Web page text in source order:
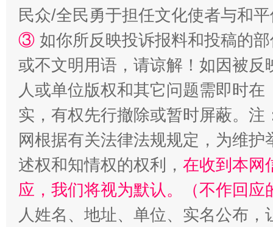
扯下公款旅游的“隐身衣” 如何以
民众/全民勇于担任文化使者与和
③ 如你所反映投诉报料和投稿的
或不文明用语，请谅解！如因被
人或单位版权和其它问题需即时在
实，有权先行撤除或暂时屏蔽。
网根据有关法律法规规定，为维
述权和知情权的权利， 在收到本网
应，我们将视为默认。（不作回应
人姓名、地址、单位、实名公布